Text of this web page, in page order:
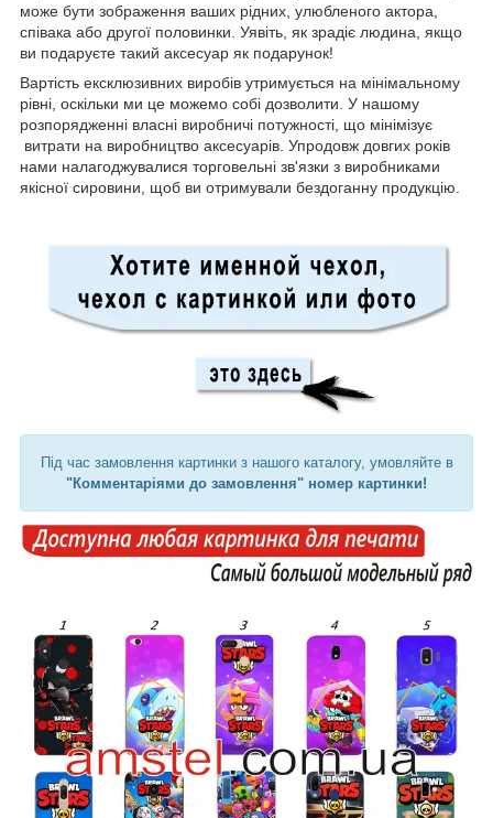
може бути зображення ваших рідних, улюбленого актора,
співака або другої половинки. Уявіть, як зрадіє людина, якщо
ви подаруєте такий аксесуар як подарунок!
Вартість ексклюзивних виробів утримується на мінімальному
рівні, оскільки ми це можемо собі дозволити. У нашому
розпорядженні власні виробничі потужності, що мінімізує
витрати на виробництво аксесуарів. Упродовж довгих років
нами налагоджувалися торговельні зв'язки з виробниками
якісної сировини, щоб ви отримували бездоганну продукцію.
Під час замовлення картинки з нашого каталогу, умовляйте в
"Комментаріями до замовлення" номер картинки!